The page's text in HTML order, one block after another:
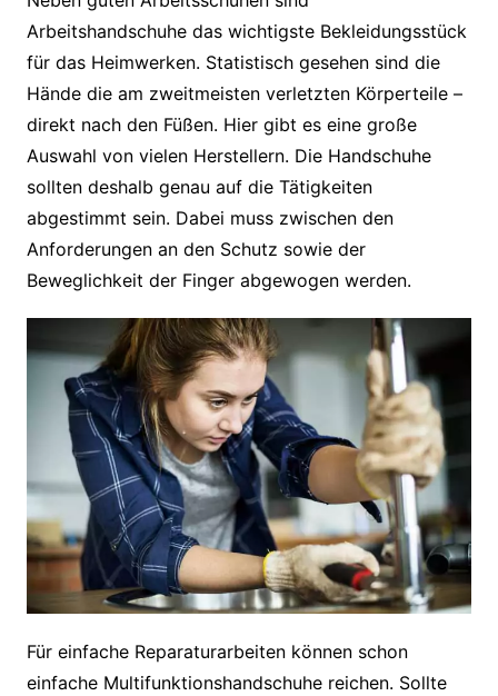
Arbeitshandschuhe das wichtigste Bekleidungsstück
für das Heimwerken. Statistisch gesehen sind die
Hände die am zweitmeisten verletzten Körperteile –
direkt nach den Füßen. Hier gibt es eine große
Auswahl von vielen Herstellern. Die Handschuhe
sollten deshalb genau auf die Tätigkeiten
abgestimmt sein. Dabei muss zwischen den
Anforderungen an den Schutz sowie der
Beweglichkeit der Finger abgewogen werden.
Für einfache Reparaturarbeiten können schon
einfache Multifunktionshandschuhe reichen. Sollte